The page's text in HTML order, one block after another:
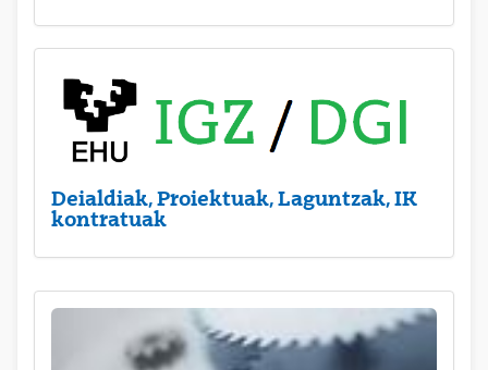
Deialdiak, Proiektuak, Laguntzak, IK
kontratuak